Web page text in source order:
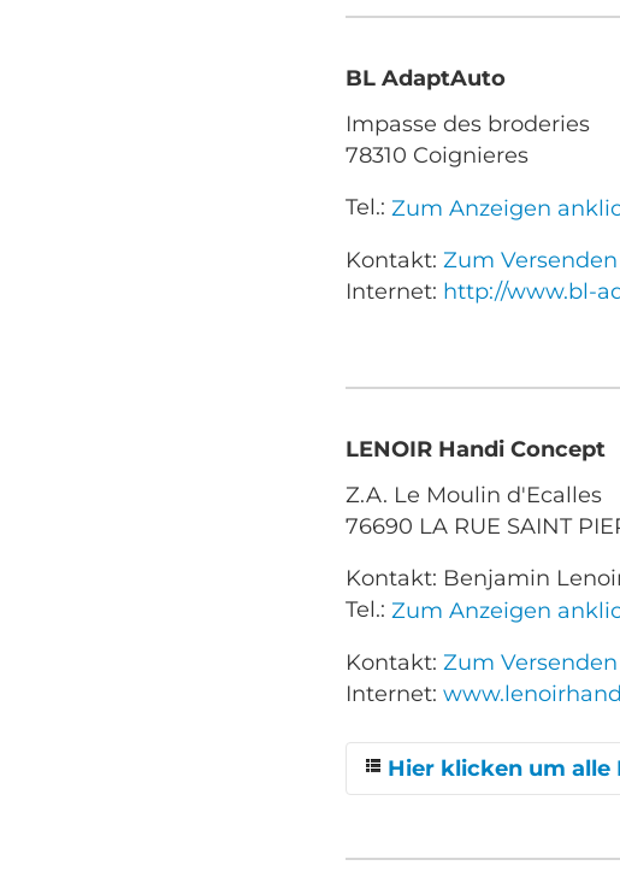
BL AdaptAuto
Impasse des broderies
78310 Coignieres
Tel.: Zum Anzeigen
Kontakt: Zum
Internet: http://www.bl-
LENOIR Handi Concept
Z.A. Le Moulin d'Ecalles
76690 LA RUE SAINT
Kontakt: Benjamin
Tel.: Zum Anzeigen
Kontakt: Zum
Internet:
Hier klicken um